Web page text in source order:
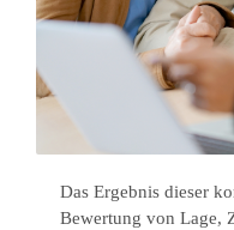
Das Ergebnis dieser
Bewertung von Lage,